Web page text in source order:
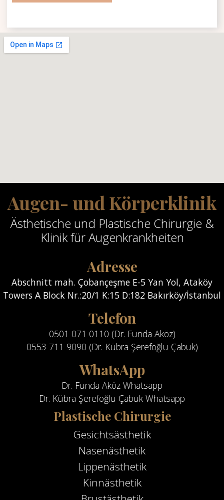
Augen- und Körperklinik
Ästhetische und Plastische Chirurgie &
Klinik für Augenkrankheiten
Adresse
Abschnitt mah. Çobançeşme E-5 Yan Yol, Ataköy
Towers A Block Nr.:20/1 K:15 D:182 Bakırköy/İstanbul
Telefon
0501 071 0110 (Dr. Funda Aköz)
0553 711 9090 (Dr. Kübra Şerefoğlu Çabuk)
WhatsApp
Dr. Funda Aköz Whatsapp
Dr. Kübra Şerefoğlu Çabuk Whatsapp
Plastische Chirurgie
Gesichtsästhetik
Nasenästhetik
Lippenästhetik
Kinnästhetik